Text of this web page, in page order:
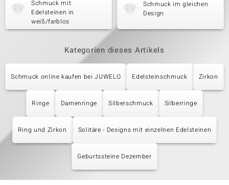
Schmuck mit
Edelsteinen in
weiß/farblos
Schmuck im gleichen
Design
Kategorien dieses Artikels
Schmuck online kaufen bei JUWELO Edelsteinschmuck Zirkon
Ringe Damenringe Silberschmuck Silberringe
Ring und Zirkon Solitäre - Designs mit einzelnen Edelsteinen
Geburtssteine Dezember